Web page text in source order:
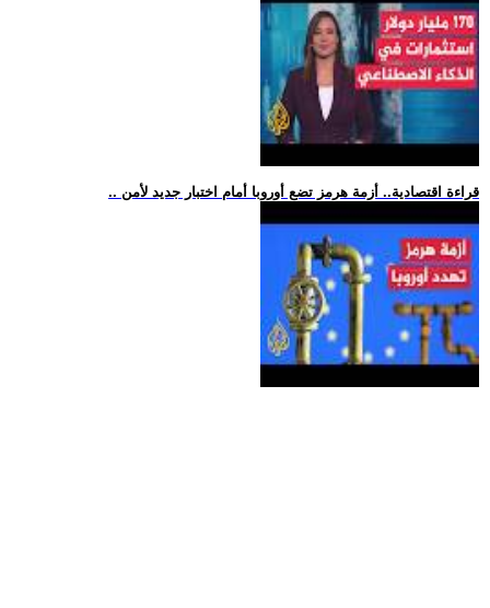
.. قراءة اقتصادية.. أزمة هرمز تضع أوروبا أمام اختبار جديد لأمن